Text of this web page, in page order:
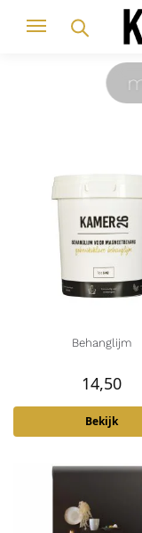
Behanglijm
14,50
Bekijk